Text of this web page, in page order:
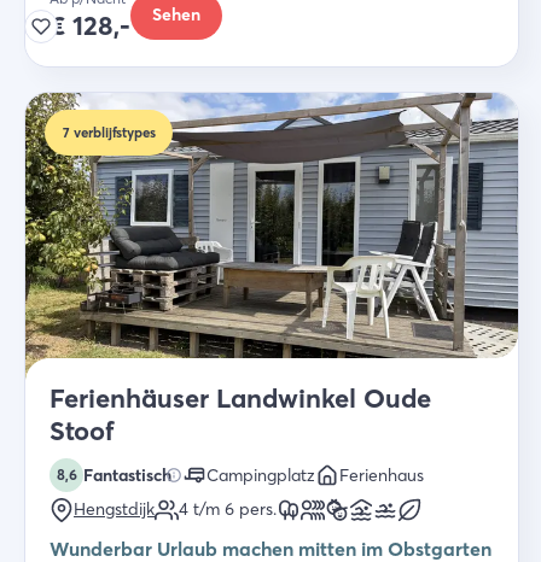
€ 128,- Sehen
7 verblijfstypes
Ferienhäuser Landwinkel Oude
Stoof
8,6 Fantastisch Campingplatz
Ferienhaus
Hengstdijk
4 t/m 6 pers.
Wunderbar Urlaub machen mitten im Obstgarten